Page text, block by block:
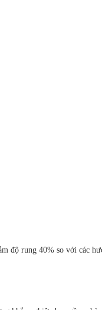
rung 40% so với các